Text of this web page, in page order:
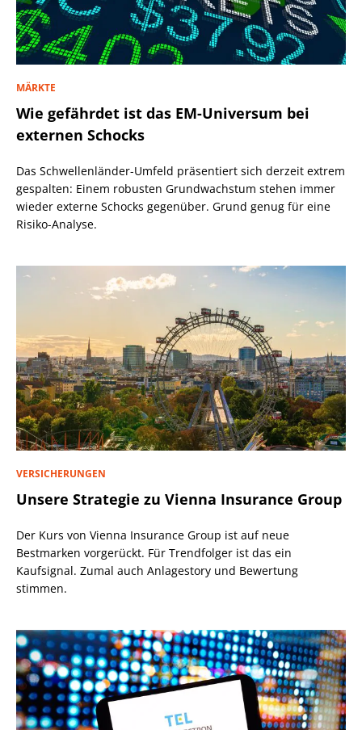
MÄRKTE
Wie gefährdet ist das EM-Universum bei
externen Schocks
Das Schwellenländer-Umfeld präsentiert sich derzeit extrem
gespalten: Einem robusten Grundwachstum stehen immer
wieder externe Schocks gegenüber. Grund genug für eine
Risiko-Analyse.
VERSICHERUNGEN
Unsere Strategie zu Vienna Insurance Group
Der Kurs von Vienna Insurance Group ist auf neue
Bestmarken vorgerückt. Für Trendfolger ist das ein
Kaufsignal. Zumal auch Anlagestory und Bewertung
stimmen.